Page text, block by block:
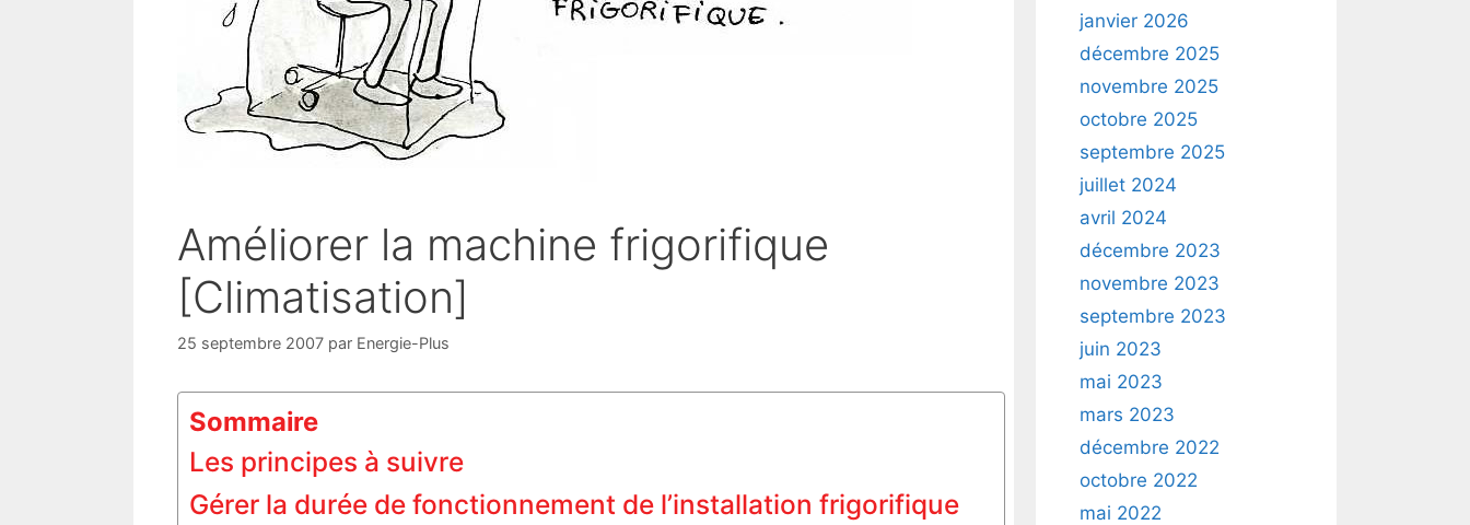
Améliorer la machine frigorifique
[Climatisation]
25 septembre 2007 par Energie-Plus
Sommaire
Les principes à suivre
Gérer la durée de fonctionnement de l’installation frigorifique
janvier 2026
décembre 2025
novembre 2025
octobre 2025
septembre 2025
juillet 2024
avril 2024
décembre 2023
novembre 2023
septembre 2023
juin 2023
mai 2023
mars 2023
décembre 2022
octobre 2022
mai 2022